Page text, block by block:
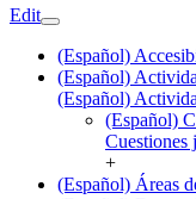
Edit
(Español)
(Español)
(Español)
(Español)
Cuestiones
+
(Español) Áreas